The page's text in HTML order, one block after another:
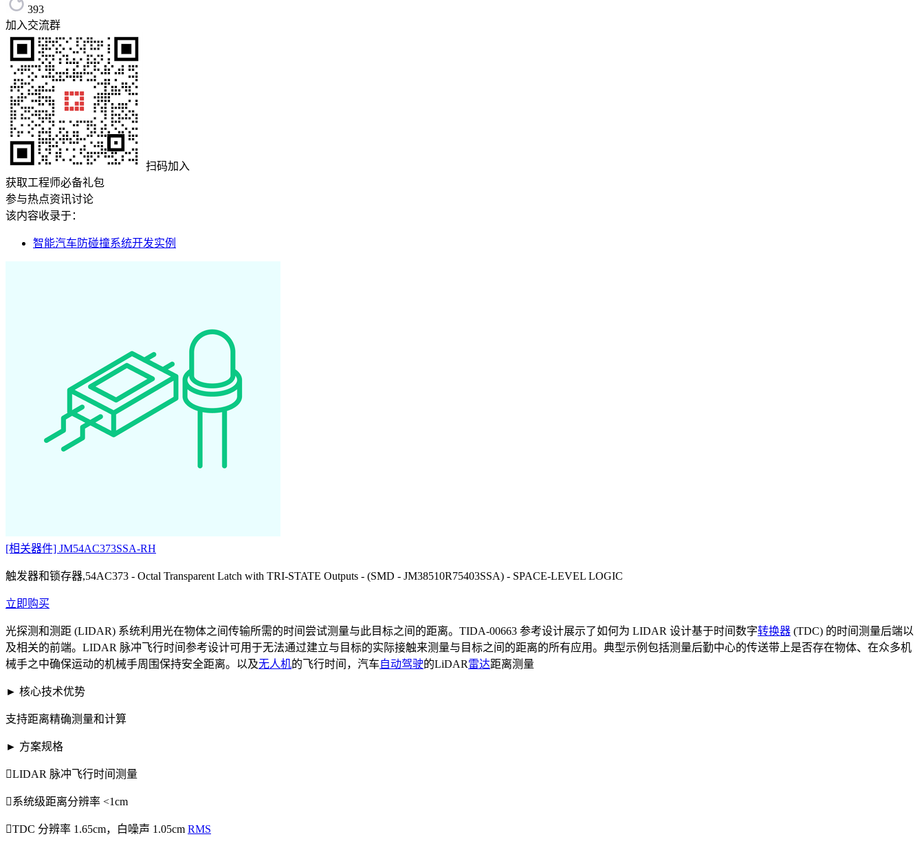
393
加入交流群
扫码加入
获取工程师必备礼包
参与热点资讯讨论
该内容收录于：
智能汽车防碰撞系统开发实例
[相关器件] JM54AC373SSA-RH
触发器和锁存器,54AC373 - Octal Transparent Latch with TRI-STATE Outputs - (SMD - JM38510R75403SSA) - SPACE-LEVEL LOGIC
立即购买
光探测和测距 (LIDAR) 系统利用光在物体之间传输所需的时间尝试测量与此目标之间的距离。TIDA-00663 参考设计展示了如何为 LIDAR 设计基于时间数字转换器 (TDC) 的时间测量后端以
及相关的前端。LIDAR 脉冲飞行时间参考设计可用于无法通过建立与目标的实际接触来测量与目标之间的距离的所有应用。典型示例包括测量后勤中心的传送带上是否存在物体、在众多机
械手之中确保运动的机械手周围保持安全距离。以及无人机的飞行时间，汽车自动驾驶的LiDAR雷达距离测量
► 核心技术优势
支持距离精确测量和计算
► 方案规格
LIDAR 脉冲飞行时间测量
系统级距离分辨率 <1cm
TDC 分辨率 1.65cm，白噪声 1.05cm RMS